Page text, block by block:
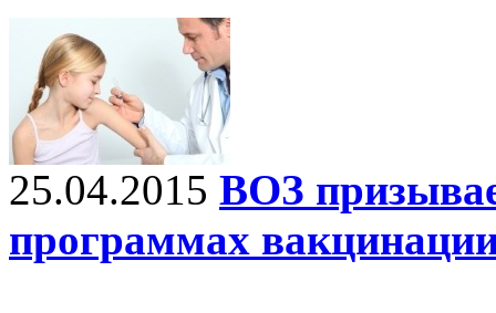
25.04.2015 ВОЗ
программах